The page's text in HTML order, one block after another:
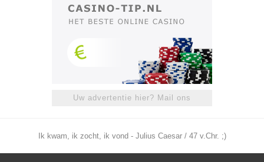
Uw advertentie hier? Mail ons
Ik kwam, ik zocht, ik vond - Julius Caesar / 47 v.Chr. ;)